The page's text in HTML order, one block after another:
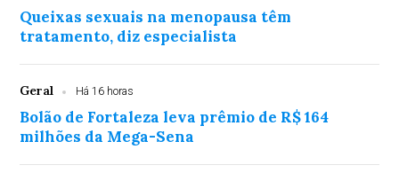
Queixas sexuais na menopausa têm
tratamento, diz especialista
Geral Há 16 horas
Bolão de Fortaleza leva prêmio de R$ 164
milhões da Mega-Sena